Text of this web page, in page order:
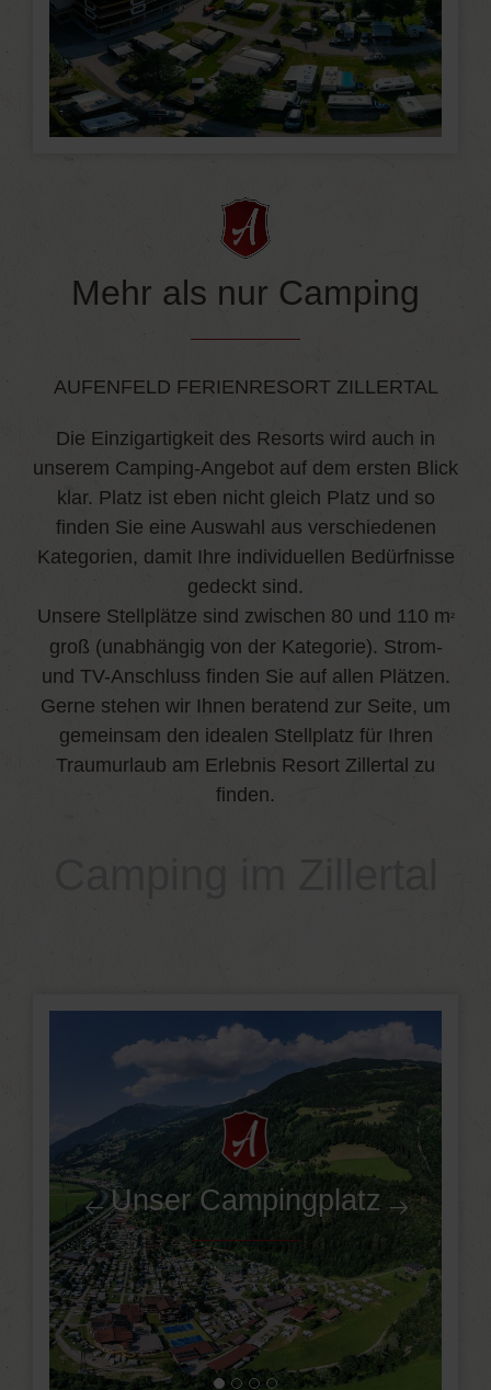
Mehr als nur Camping
AUFENFELD FERIENRESORT ZILLERTAL
Die Einzigartigkeit des Resorts wird auch in
unserem Camping-Angebot auf dem ersten Blick
klar. Platz ist eben nicht gleich Platz und so
finden Sie eine Auswahl aus verschiedenen
Kategorien, damit Ihre individuellen Bedürfnisse
gedeckt sind.
Unsere Stellplätze sind zwischen 80 und 110 m²
groß (unabhängig von der Kategorie). Strom-
und TV-Anschluss finden Sie auf allen Plätzen.
Gerne stehen wir Ihnen beratend zur Seite, um
gemeinsam den idealen Stellplatz für Ihren
Traumurlaub am Erlebnis Resort Zillertal zu
finden.
Unser Campingplatz